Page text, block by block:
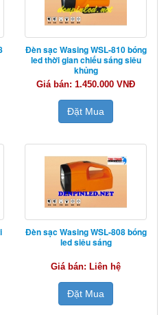
Đèn sạc Wasing WSL-810 bóng
led thời gian chiếu sáng siêu
khủng
Giá bán: 1.450.000 VNĐ
Đặt Mua
Đèn sạc Wasing WSL-808 bóng
led siêu sáng
Giá bán: Liên hệ
Đặt Mua